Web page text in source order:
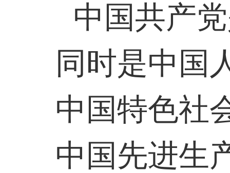
中国共产
同时是中国
中国特色社
中国先进生